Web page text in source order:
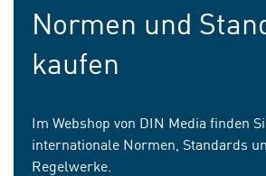
Normen und
kaufen
Im Webshop von DIN Media finden
internationale Normen, Standards
Regelwerke.